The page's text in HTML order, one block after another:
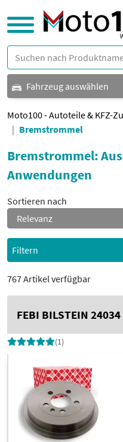
Fahrzeug auswählen
Moto100 - Autoteile & KFZ-
Bremstrommel
Bremstrommel:
Anwendungen
Sortieren nach
Filtern
767 Artikel verfügbar
FEBI BILSTEIN
(1)